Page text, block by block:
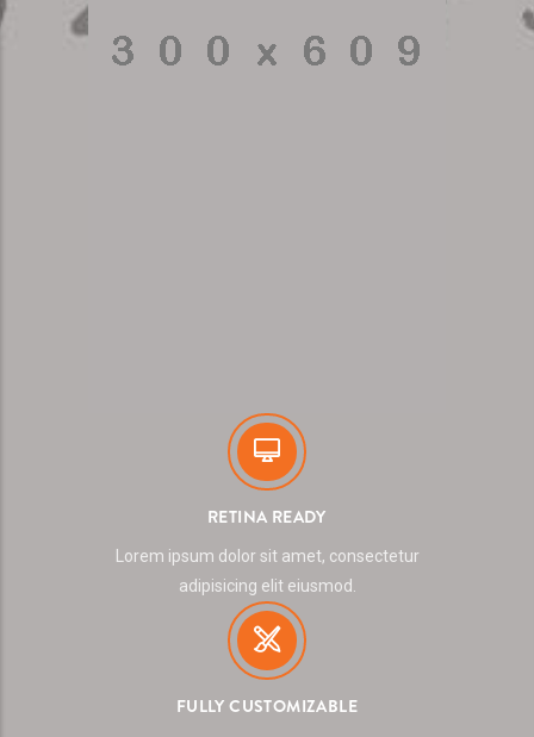
RETINA READY
Lorem ipsum dolor sit amet, consectetur
adipisicing elit eiusmod.
FULLY CUSTOMIZABLE